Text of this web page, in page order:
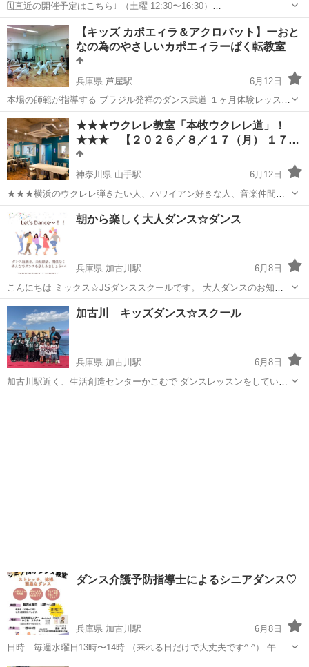
🗓️直近の開催予定はこちら↓ （土曜 12:30〜16:30）
https://jmty.jp/aichi/com-spo/article-1dw3mi 初めまして🎵 名古屋市内
で初心者、初級者向けのレッスンを行...
愛知 名古屋市 名古屋駅 仲間
【キッズ カポエィラ＆アクロバット】ーおと
なの為のやさしいカポエィラーばく転教室
兵庫県 芦屋駅
6月12日
本場の師範が指導する ブラジル発祥のダンス武道 １ヶ月体験レッスン
もできます。(キッズクラスのみ) ☆【火曜日】:RICアメリオ (六甲アイ
ランド) 16:15～17:50 ...
兵庫 芦屋市 芦屋駅 その他 レッスン
★★★ウクレレ教室「本牧ウクレレ道」！
★★★ 【２０２６／８／１７（月） １７…
神奈川県 山手駅
6月12日
★★★横浜のウクレレ弾きたい人、ハワイアン好きな人、音楽仲間が
ほしい人集まれ！★★★ 本牧のFM放送局”マリンFM”と横浜を拠点に
活動するジャパンウクレレサークルがタッグを組んでお届けする共同
企画「本牧ウクレレ道 ～カ...
神奈川 横浜市 山手駅 ウクレレ 本牧
朝から楽しく大人ダンス☆ダンス
兵庫県 加古川駅
6月8日
こんにちは ミックス☆JSダンススクールです。 大人ダンスのお知ら
せです！！ 月1回、金曜日に開催しています^ ^ ダンスが踊れる踊れな
い関係なく、皆んなでダンスを楽しみませんか⁈ まったく踊れ...
兵庫 加古川市 加古川駅 ヒップホップ
加古川 キッズダンス☆スクール
兵庫県 加古川駅
6月8日
加古川駅近く、生活創造センターかこむで ダンスレッスンをしていま
ダンス介護予防指導士によるシニアダンス♡
兵庫県 加古川駅
6月8日
日時…毎週水曜日13時〜14時 （来れる日だけで大丈夫です^ ^） 午前
中も月一回開催しています！ 場所…生活創造センターかこむ内のスタ